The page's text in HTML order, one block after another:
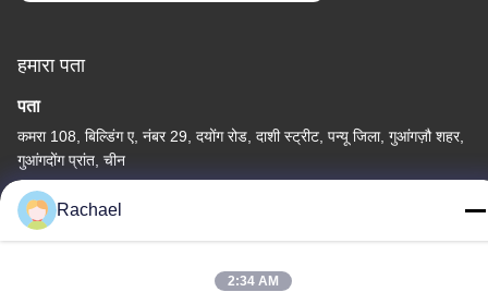
हमारा पता
पता
कमरा 108, बिल्डिंग ए, नंबर 29, दयोंग रोड, दाशी स्ट्रीट, पन्यू जिला, गुआंगज़ौ शहर,
गुआंगदोंग प्रांत, चीन
टेलीफोन
0086-15112103717
Rachael
2:34 AM